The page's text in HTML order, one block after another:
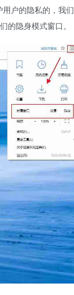
户的隐私的，我们
的隐身模式窗口。